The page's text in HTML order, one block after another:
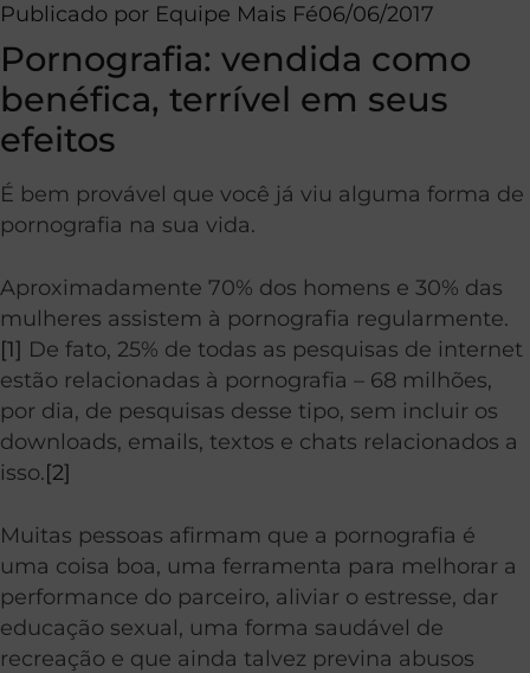
Publicado por Equipe Mais Fé06/06/2017
Pornografia: vendida como
benéfica, terrível em seus
efeitos
É bem provável que você já viu alguma forma de
pornografia na sua vida.
Aproximadamente 70% dos homens e 30% das
mulheres assistem à pornografia regularmente.
[1] De fato, 25% de todas as pesquisas de internet
estão relacionadas à pornografia – 68 milhões,
por dia, de pesquisas desse tipo, sem incluir os
downloads, emails, textos e chats relacionados a
isso.[2]
Muitas pessoas afirmam que a pornografia é
uma coisa boa, uma ferramenta para melhorar a
performance do parceiro, aliviar o estresse, dar
educação sexual, uma forma saudável de
recreação e que ainda talvez previna abusos